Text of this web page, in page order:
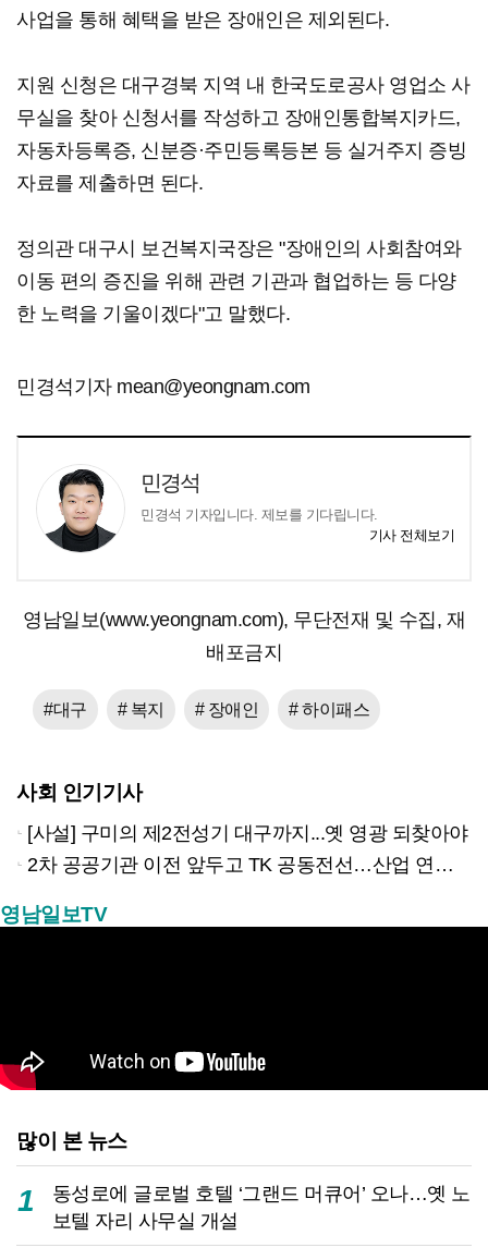
사업을 통해 혜택을 받은 장애인은 제외된다.
지원 신청은 대구경북 지역 내 한국도로공사 영업소 사
무실을 찾아 신청서를 작성하고 장애인통합복지카드,
자동차등록증, 신분증·주민등록등본 등 실거주지 증빙
자료를 제출하면 된다.
정의관 대구시 보건복지국장은 "장애인의 사회참여와
이동 편의 증진을 위해 관련 기관과 협업하는 등 다양
한 노력을 기울이겠다"고 말했다.
민경석기자 mean@yeongnam.com
민경석
민경석 기자입니다. 제보를 기다립니다.
기사 전체보기
영남일보(www.yeongnam.com), 무단전재 및 수집, 재
배포금지
#대구 # 복지 # 장애인 # 하이패스
사회 인기기사
[사설] 구미의 제2전성기 대구까지...옛 영광 되찾아야
2차 공공기관 이전 앞두고 TK 공동전선…산업 연계형 유치 승부수
영남일보TV
많이 본 뉴스
1
동성로에 글로벌 호텔 ‘그랜드 머큐어’ 오나…옛 노
보텔 자리 사무실 개설